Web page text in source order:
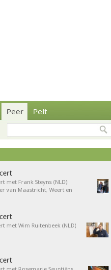
Peer Pelt
met Frank Steyns (NLD)
van Maastricht, Weert en
met Wim Ruitenbeek (NLD)